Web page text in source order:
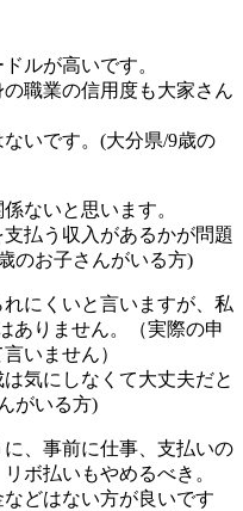
ルが高いです。
職業の信用度も大家さん
いです。(大分県/9歳の
ないと思います。
払う収入があるかが問題
のお子さんがいる方)
にくいと言いますが、私
ありません。（実際の申
いません）
気にしなくて大丈夫だと
がいる方)
、事前に仕事、支払いの
ボ払いもやめるべき。
どはない方が良いです